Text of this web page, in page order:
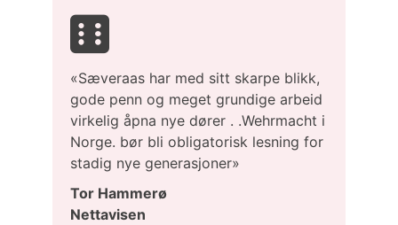
«Sæveraas har med sitt skarpe blikk,
gode penn og meget grundige arbeid
virkelig åpna nye dører . .Wehrmacht i
Norge. bør bli obligatorisk lesning for
stadig nye generasjoner»
Tor Hammerø
Nettavisen